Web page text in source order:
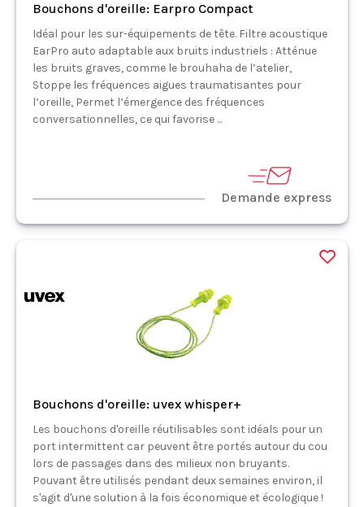
Bouchons d'oreille: Earpro Compact
Idéal pour les sur-équipements de tête. Filtre acoustique
EarPro auto adaptable aux bruits industriels : Atténue
les bruits graves, comme le brouhaha de l’atelier,
Stoppe les fréquences aigues traumatisantes pour
l’oreille, Permet l’émergence des fréquences
conversationnelles, ce qui favorise ...
Demande express
Bouchons d'oreille: uvex whisper+
Les bouchons d'oreille réutilisables sont idéals pour un
port intermittent car peuvent être portés autour du cou
lors de passages dans des milieux non bruyants.
Pouvant être utilisés pendant deux semaines environ, il
s'agit d'une solution à la fois économique et écologique !